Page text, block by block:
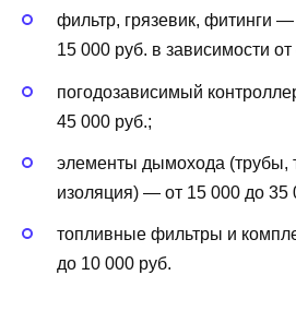
фильтр, грязевик, фитинги
15 000 руб. в зависимости
погодозависимый
45 000 руб.;
элементы дымохода (трубы,
изоляция) — от 15 000 до 35
топливные фильтры и
до 10 000 руб.